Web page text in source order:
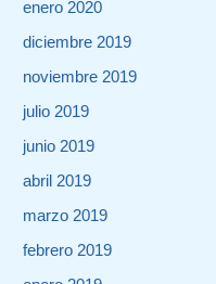
enero 2020
diciembre 2019
noviembre 2019
julio 2019
junio 2019
abril 2019
marzo 2019
febrero 2019